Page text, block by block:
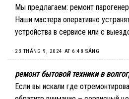
Мы предлагаем: ремонт
Наши мастера оперативно
устройства в сервисе или с
23 THÁNG 9, 2024 AT 6:48 SÁNG
ремонт бытовой техники в
Если вы искали где